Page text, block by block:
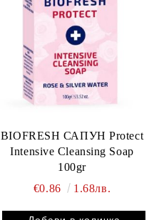
BIOFRESH САПУН Protect
Intensive Cleansing Soap
100gr
€0.86
1.68лв.